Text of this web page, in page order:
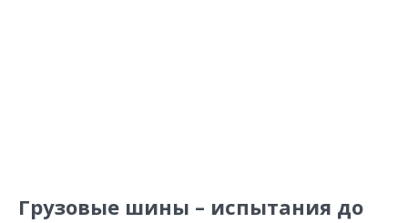
Грузовые шины – испытания до